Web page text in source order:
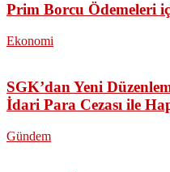
Prim Borcu Ödemeleri
Ekonomi
SGK’dan Yeni
İdari Para Cezası ile
Gündem